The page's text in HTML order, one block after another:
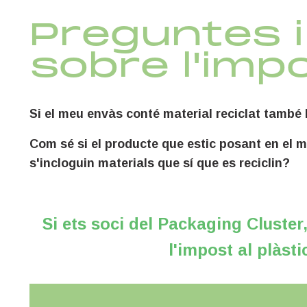
Preguntes
sobre
Si el meu envàs conté material reciclat també
L'impost al plàstic afecta a la quantitat de plàstic
0,45€/kgde plàstic verge.
Segons
indica la Llei 07/2022 de residus, la quantitat de
entitat acreditada per a remetre la certificació a l'empara de la
Com sé si el producte que estic posant en el
s'incloguin materials que sí que es reciclin?
per a garantir la reciclabilitat de l'envàs,
fabricació, ús, classificació i recollida. Per a
Si ets soci del Packaging
l'impost al